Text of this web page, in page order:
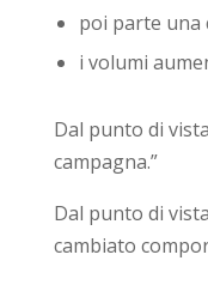
poi parte una
i volumi
Dal punto di
campagna.”
Dal punto di
cambiato